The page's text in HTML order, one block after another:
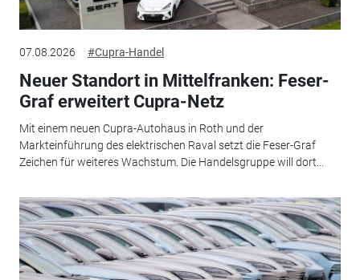
07.08.2026 #Cupra-Handel
Neuer Standort in Mittelfranken: Feser-
Graf erweitert Cupra-Netz
Mit einem neuen Cupra-Autohaus in Roth und der
Markteinführung des elektrischen Raval setzt die Feser-Graf
Zeichen für weiteres Wachstum. Die Handelsgruppe will dort...